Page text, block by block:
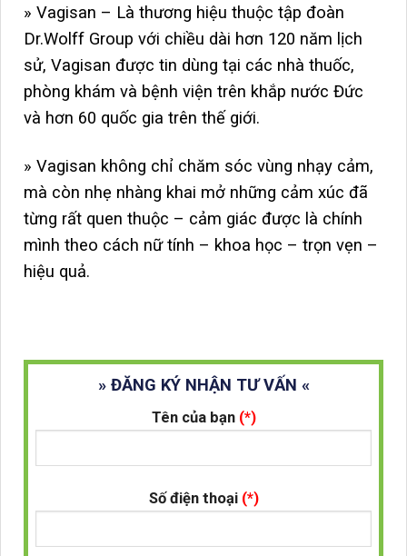
» Vagisan – Là thương hiệu thuộc tập đoàn
Dr.Wolff Group với chiều dài hơn 120 năm lịch
sử, Vagisan được tin dùng tại các nhà thuốc,
phòng khám và bệnh viện trên khắp nước Đức
và hơn 60 quốc gia trên thế giới.
» Vagisan không chỉ chăm sóc vùng nhạy cảm,
mà còn nhẹ nhàng khai mở những cảm xúc đã
từng rất quen thuộc – cảm giác được là chính
mình theo cách nữ tính – khoa học – trọn vẹn –
hiệu quả.
» ĐĂNG KÝ NHẬN TƯ VẤN «
Tên của bạn (*)
Số điện thoại (*)